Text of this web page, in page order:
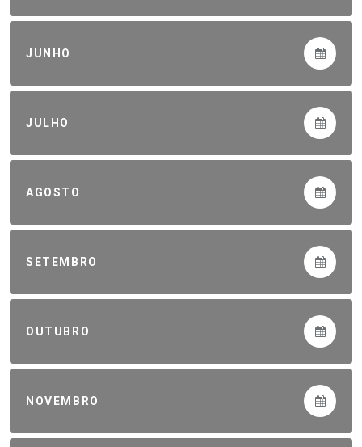
JUNHO
JULHO
AGOSTO
SETEMBRO
OUTUBRO
NOVEMBRO